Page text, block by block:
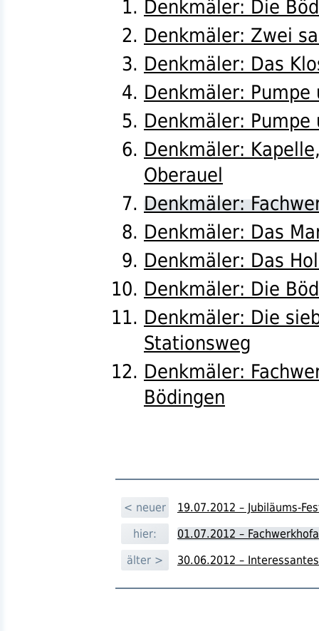
Denkmäler: Die
Denkmäler: Zwei
Denkmäler: Das
Denkmäler: Pumpe
Denkmäler:
Denkmäler:
Oberauel
Denkmäler:
Denkmäler: Das
Denkmäler: Das
Denkmäler: Die
Denkmäler: Die
Stationsweg
Denkmäler:
Bödingen
< neuer
19.07.2012 – Jubiläums-
hier:
01.07.2012 –
älter >
30.06.2012 –